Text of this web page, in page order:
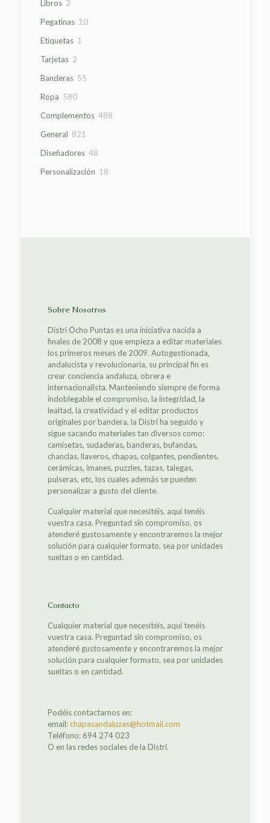
Libros 22
Pegatinas 1010
Etiquetas 1
Tarjetas 22
Banderas 5555
Ropa 580580
Complementos 488488
General 821
Diseñadores 4848
Personalización 1818
Sobre Nosotros
Distri Ocho Puntas es una iniciativa nacida a
finales de 2008 y que empieza a editar materiales
los primeros meses de 2009. Autogestionada,
andalucista y revolucionaria, su principal fin es
crear conciencia andaluza, obrera e
internacionalista. Manteniendo siempre de forma
indoblegable el compromiso, la integridad, la
lealtad, la creatividad y el editar productos
originales por bandera, la Distri ha seguido y
sigue sacando materiales tan diversos como:
camisetas, sudaderas, banderas, bufandas,
chanclas, llaveros, chapas, colgantes, pendientes,
cerámicas, imanes, puzzles, tazas, talegas,
pulseras, etc, los cuales además se pueden
personalizar a gusto del cliente.
Cualquier material que necesitéis, aquí tenéis
vuestra casa. Preguntad sin compromiso, os
atenderé gustosamente y encontraremos la mejor
solución para cualquier formato, sea por unidades
sueltas o en cantidad.
Contacto
Cualquier material que necesitéis, aquí tenéis
vuestra casa. Preguntad sin compromiso, os
atenderé gustosamente y encontraremos la mejor
solución para cualquier formato, sea por unidades
sueltas o en cantidad.
Podéis contactarnos en:
email:chapasandaluzas@hotmail.com
Teléfono: 694 274 023
O en las redes sociales de la Distri.